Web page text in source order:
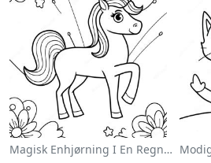
Magisk Enhjørning I En Regnbue Farvelægningsside